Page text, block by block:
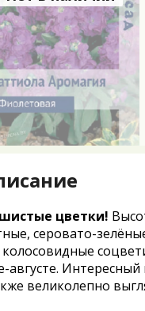
цветки!
серовато-
великолепно